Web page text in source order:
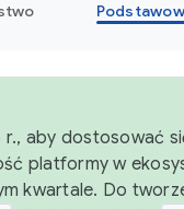
r., aby dostosować
platformy w
kwartale. Do